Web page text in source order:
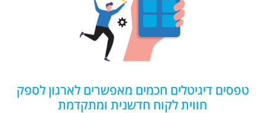
טפסים דיגיטלים חכמים מאפשרים לארגון לספק
חווית לקוח חדשנית ומתקדמת